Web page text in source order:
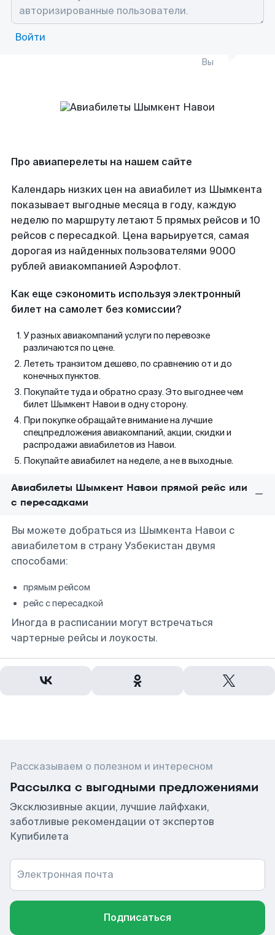
Войти
Вы
Про авиаперелеты на нашем сайте
Календарь низких цен на авиабилет из Шымкента
показывает выгодные месяца в году, каждую
неделю по маршруту летают 5 прямых рейсов и 10
рейсов с пересадкой. Цена варьируется, самая
дорогая из найденных пользователями 9000
рублей авиакомпанией Аэрофлот.
Как еще сэкономить используя электронный
билет на самолет без комиссии?
У разных авиакомпаний услуги по перевозке
различаются по цене.
Лететь транзитом дешево, по сравнению от и до
конечных пунктов.
Покупайте туда и обратно сразу. Это выгоднее чем
билет Шымкент Навои в одну сторону.
При покупке обращайте внимание на лучшие
спецпредложения авиакомпаний, акции, скидки и
распродажи авиабилетов из Навои.
Покупайте авиабилет на неделе, а не в выходные.
Авиабилеты Шымкент Навои прямой рейс или
с пересадками
Вы можете добраться из Шымкента Навои с
авиабилетом в страну Узбекистан двумя
способами:
прямым рейсом
рейс с пересадкой
Иногда в расписании могут встречаться
чартерные рейсы и лоукосты.
Рассказываем о полезном и интересном
Рассылка с выгодными предложениями
Эксклюзивные акции, лучшие лайфхаки,
заботливые рекомендации от экспертов
Купибилета
Электронная почта
Подписаться